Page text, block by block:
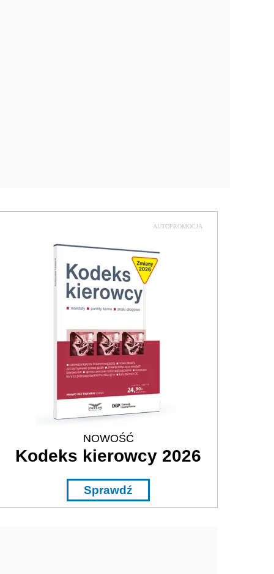
AUTOPROMOCJA
NOWOŚĆ
Kodeks kierowcy 2026
Sprawdź